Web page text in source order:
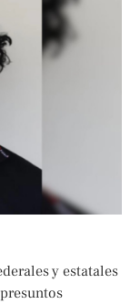
y estatales